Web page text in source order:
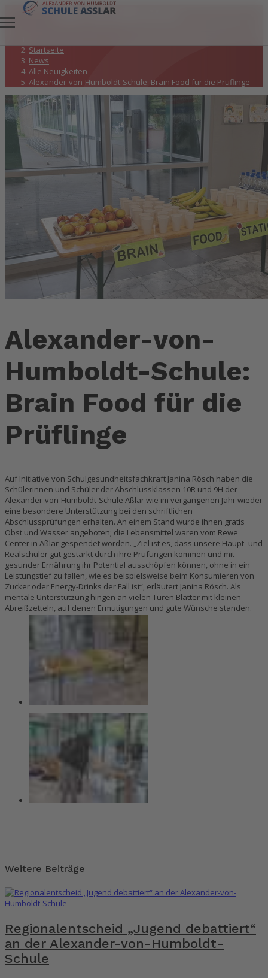
Alle Neuigkeiten
Startseite
News
Alle Neuigkeiten
Alexander-von-Humboldt-Schule: Brain Food für die Prüflinge
Alexander-von-
Humboldt-Schule:
Brain Food für die
Prüflinge
Auf Initiative von Schulgesundheitsfachkraft Janina Rösch haben die
Schülerinnen und Schüler der Abschlussklassen 10R und 9H der
Alexander-von-Humboldt-Schule Aßlar wie im vergangenen Jahr wieder
eine besondere Unterstützung bei den schriftlichen
Abschlussprüfungen erhalten. An einem Stand wurde ihnen gratis
Obst und Wasser angeboten; die Lebensmittel waren vom Rewe
Center in Aßlar gespendet worden. „Ziel ist es, dass unsere Haupt- und
Realschüler gut gestärkt durch ihre Prüfungen kommen und mit
gesunder Ernährung ihr Potential ausschöpfen können, ohne in ein
Leistungstief zu fallen, wie es beispielsweise beim Konsumieren von
Zucker oder Energy-Drinks der Fall ist“, erläutert Janina Rösch. Als
mentale Unterstützung hingen an vielen Türen Blätter mit kleinen
Abreißzetteln, auf denen Ermutigungen und gute Wünsche standen.
Weitere Beiträge
Regionalentscheid „Jugend debattiert“
an der Alexander-von-Humboldt-
Schule